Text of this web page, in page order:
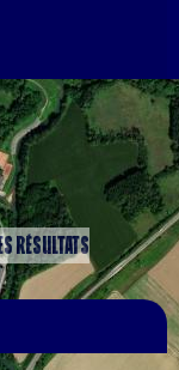
résultats